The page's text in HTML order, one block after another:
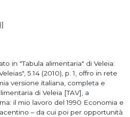
in "Tabula alimentaria" di Veleia:
5.14 (2010), p. 1, offro in rete
versione italiana, completa e
di Veleia [TAV], a
il mio lavoro del 1990 Economia e
– da cui poi per opportunità